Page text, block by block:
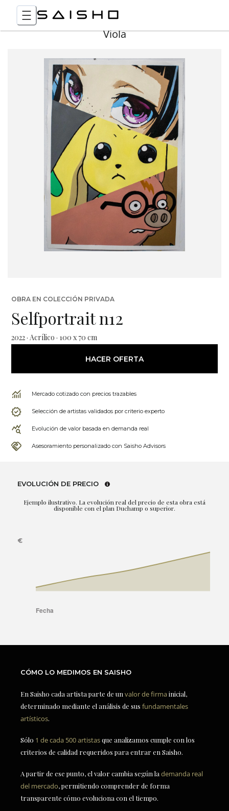
Viola
OBRA EN COLECCIÓN PRIVADA
Selfportrait n12
2022 · Acrílico · 100 x 70 cm
HACER OFERTA
Mercado cotizado con precios trazables
Selección de artistas validados por criterio experto
Evolución de valor basada en demanda real
Asesoramiento personalizado con Saisho Advisors
EVOLUCIÓN DE PRECIO
Ejemplo ilustrativo. La evolución real del precio de esta obra está
disponible con el plan Duchamp o superior.
CÓMO LO MEDIMOS EN SAISHO
En Saisho cada artista parte de un valor de firmainicial,
determinado mediante el análisis de sus fundamentales
artísticos.
Sólo 1 de cada 500 artistasque analizamos cumple con los
criterios de calidad requeridos para entrar en Saisho.
A partir de ese punto, el valor cambia según la demanda real
del mercado, permitiendo comprender de forma
transparente cómo evoluciona con el tiempo.